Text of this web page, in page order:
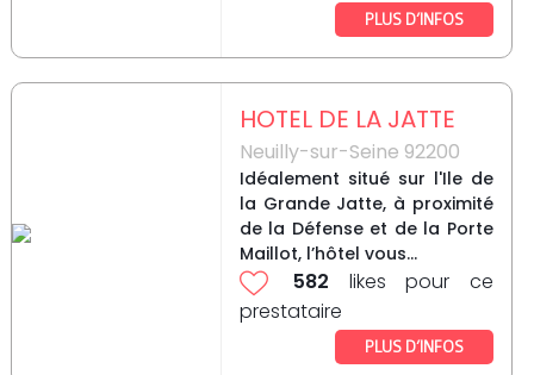
PLUS D’INFOS
HOTEL DE LA JATTE
Neuilly-sur-Seine 92200
Idéalement situé sur l'Ile de
la Grande Jatte, à proximité
de la Défense et de la Porte
Maillot, l’hôtel vous...
582 likes pour ce
prestataire
PLUS D’INFOS